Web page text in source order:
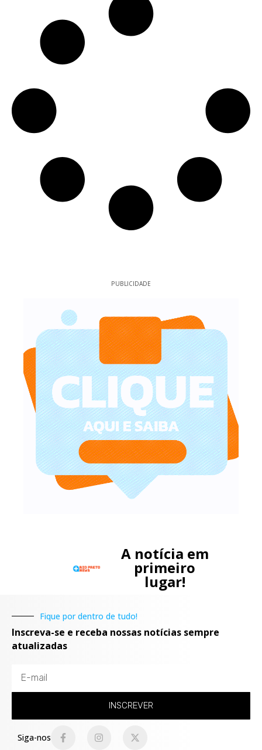
PUBLICIDADE
A notícia em
primeiro
lugar!
Fique por dentro de tudo!
Inscreva-se e receba nossas notícias sempre
atualizadas
INSCREVER
Siga-nos